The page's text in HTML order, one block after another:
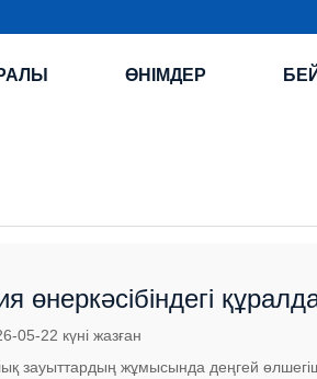
ӨНІМДЕР
өнеркәсібіндегі
(II бөлім)
05-22 күні жазған
зауыттардың жұмысында деңгей